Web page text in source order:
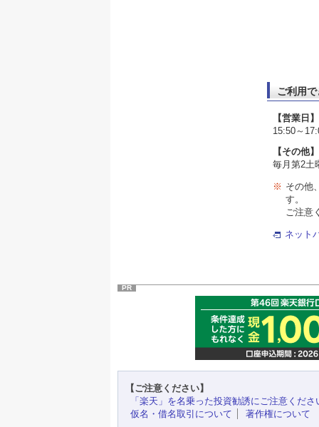
ご利用
【営業日】
15:50～
【その他】
毎月第2土
※ その他
す。
ご注意
ネット
PR
【ご注意ください】
「楽天」を名乗った投資勧誘にご注意くださ
仮名・借名取引について
著作権について